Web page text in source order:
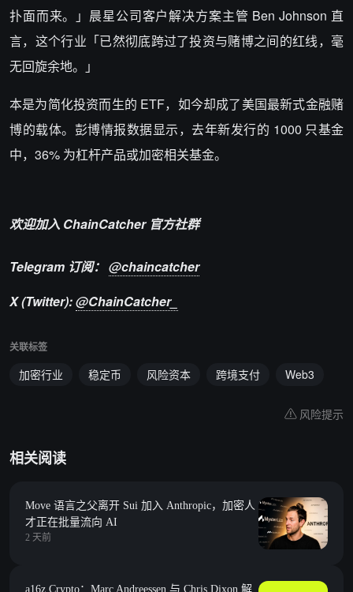
扑面而来。」晨星公司客户解决方案主管 Ben Johnson 直
言，这个行业「已然彻底跨过了投资与赌博之间的红线，毫
无回旋余地。」
本是为简化投资而生的 ETF，如今却成了美国最新式金融赌
博的载体。彭博情报数据显示，去年新发行的 1000 只基金
中，36% 为杠杆产品或加密相关基金。
欢迎加入 ChainCatcher 官方社群
Telegram 订阅： @chaincatcher
X (Twitter):@ChainCatcher_
关联标签
加密行业 稳定币 风险资本 跨境支付 Web3
风险提示
相关阅读
Move 语言之父离开 Sui 加入 Anthropic，加密人
才正在批量流向 AI
2 天前
a16z Crypto：Marc Andreessen 与 Chris Dixon 解